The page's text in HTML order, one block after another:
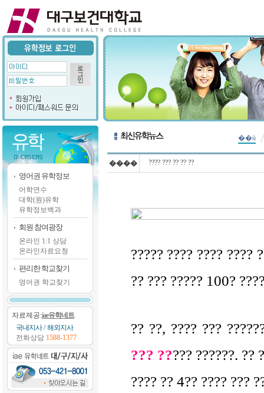
영어권 유학정보
어학연수
대학(원)유학
유학정보백과
회원 참여광장
온라인 1:1 상담
온라인자료요청
편리한 학교찾기
영어권 학교찾기
자료제공:iae유학네트
국내지사/해외지사
전화상담 1588-1377
��ü
���� ???? ??? ?? ?? ??
????? ???? ???? ????
?? ??? ????? 100?
?? ??, ???? ???
??? ????? ??????. ??
???? ?? 4?? ???? ???